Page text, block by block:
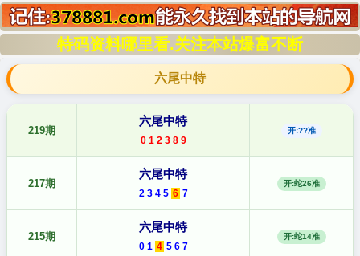
特码资料哪里看.关注本站爆富不断